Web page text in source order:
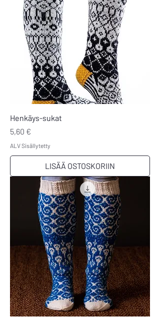
Henkäys-sukat
Hinta
5,60 €
ALV Sisällytetty
LISÄÄ OSTOSKORIIN